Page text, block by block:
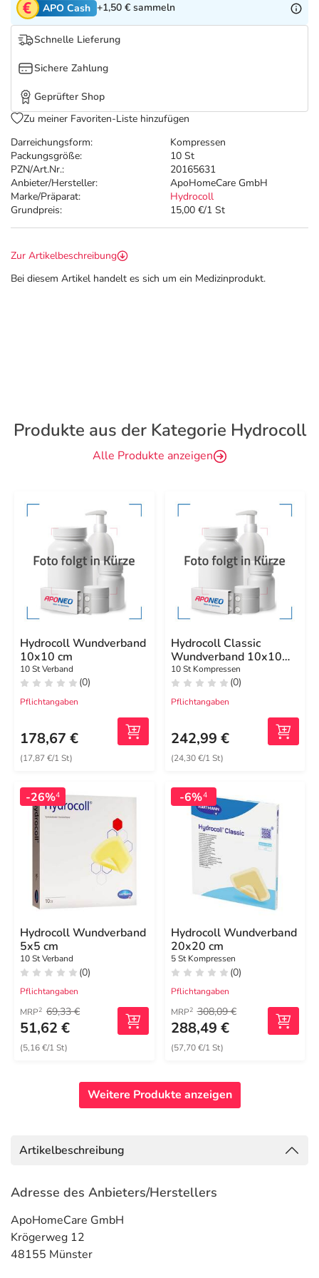
Tierapotheke
Marken
Salus Deals
Darreichungsform:
Kompressen
Packungsgröße:
10 St
PZN/Art.Nr.:
20165631
Anbieter/Hersteller:
ApoHomeCare GmbH
Marke/Präparat:
Hydrocoll
Grundpreis:
15,00 €/1 St
APO Cash +1,50 € sammeln
Schnelle Lieferung
Sichere Zahlung
Geprüfter Shop
Zu meiner Favoriten-Liste hinzufügen
Zur Artikelbeschreibung
Bei diesem Artikel handelt es sich um ein Medizinprodukt.
Produkte aus der Kategorie Hydrocoll
Alle Produkte anzeigen
Hydrocoll Wundverband
10x10 cm
10 St Verband
(0)
Pflichtangaben
178,67 €
(17,87 €/1 St)
Hydrocoll Classic
Wundverband 10x10
cm
10 St Kompressen
(0)
Pflichtangaben
242,99 €
(24,30 €/1 St)
-26%4
Hydrocoll Wundverband
5x5 cm
10 St Verband
(0)
Pflichtangaben
MRP2 69,33 €
51,62 €
(5,16 €/1 St)
-6%4
Hydrocoll Wundverband
20x20 cm
5 St Kompressen
(0)
Pflichtangaben
MRP2 308,09 €
288,49 €
(57,70 €/1 St)
Weitere Produkte anzeigen
Artikelbeschreibung
Adresse des Anbieters/Herstellers
ApoHomeCare GmbH
Krögerweg 12
48155 Münster